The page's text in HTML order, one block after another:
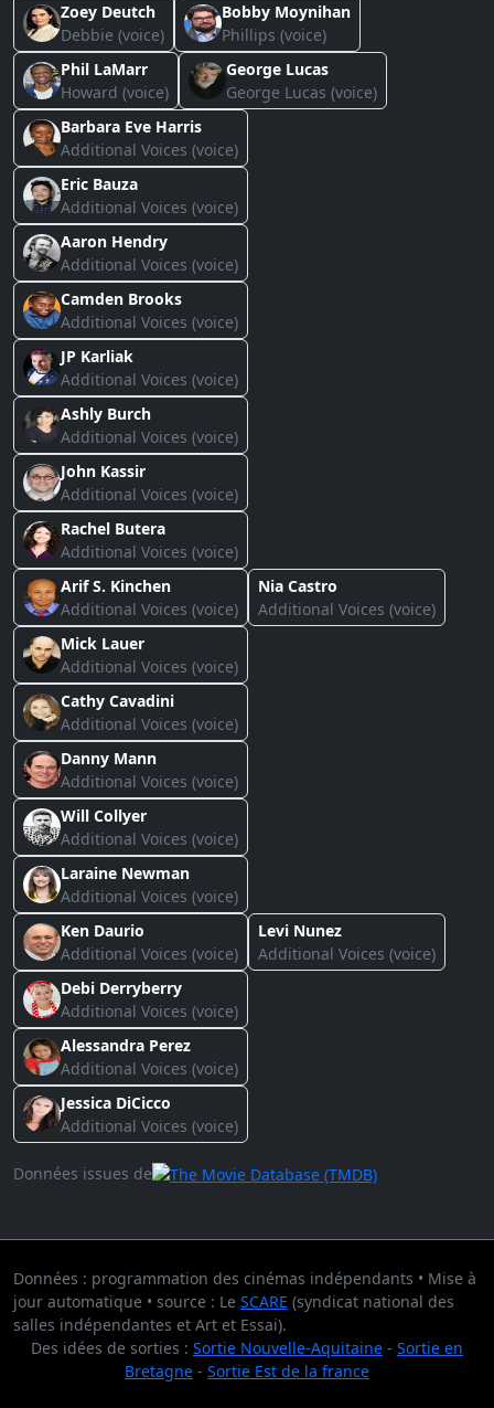
Zoey Deutch
Debbie (voice)
Bobby Moynihan
Phillips (voice)
Phil LaMarr
Howard (voice)
George Lucas
George Lucas (voice)
Barbara Eve Harris
Additional Voices (voice)
Eric Bauza
Additional Voices (voice)
Aaron Hendry
Additional Voices (voice)
Camden Brooks
Additional Voices (voice)
JP Karliak
Additional Voices (voice)
Ashly Burch
Additional Voices (voice)
John Kassir
Additional Voices (voice)
Rachel Butera
Additional Voices (voice)
Arif S. Kinchen
Additional Voices (voice)
Nia Castro
Additional Voices (voice)
Mick Lauer
Additional Voices (voice)
Cathy Cavadini
Additional Voices (voice)
Danny Mann
Additional Voices (voice)
Will Collyer
Additional Voices (voice)
Laraine Newman
Additional Voices (voice)
Ken Daurio
Additional Voices (voice)
Levi Nunez
Additional Voices (voice)
Debi Derryberry
Additional Voices (voice)
Alessandra Perez
Additional Voices (voice)
Jessica DiCicco
Additional Voices (voice)
Données issues de
Données : programmation des cinémas indépendants • Mise à
jour automatique • source : Le SCARE (syndicat national des
salles indépendantes et Art et Essai).
Des idées de sorties : Sortie Nouvelle-Aquitaine - Sortie en
Bretagne - Sortie Est de la france